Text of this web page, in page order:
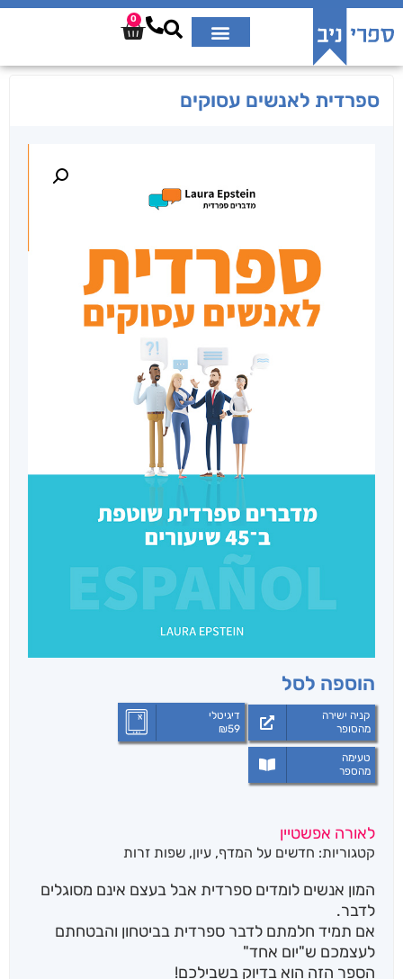
0
ספרדית לאנשים עסוקים
הוספה לסל
קניה ישירה
מהסופר
דיגיטלי
₪59
טעימה
מהספר
לאורה אפשטיין
קטגוריות: חדשים על המדף, עיון, שפות זרות
המון אנשים לומדים ספרדית אבל בעצם אינם מסוגלים
לדבר.
אם תמיד חלמתם לדבר ספרדית בביטחון והבטחתם
לעצמכם ש"יום אחד"
הספר הזה הוא בדיוק בשבילכם!